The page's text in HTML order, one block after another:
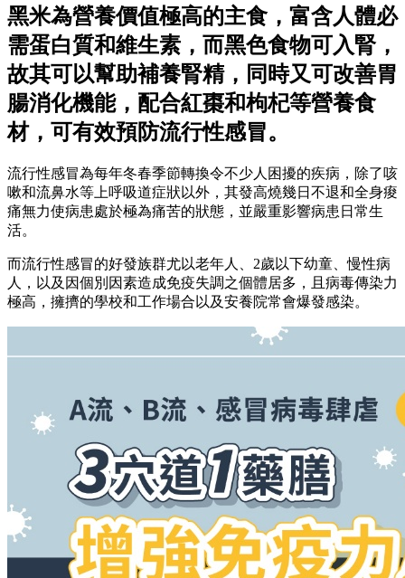
黑米為營養價值極高的主食，富含人體必
需蛋白質和維生素，而黑色食物可入腎，
故其可以幫助補養腎精，同時又可改善胃
腸消化機能，配合紅棗和枸杞等營養食
材，可有效預防流行性感冒。
流行性感冒為每年冬春季節轉換令不少人困擾的疾病，除了咳
嗽和流鼻水等上呼吸道症狀以外，其發高燒幾日不退和全身痠
痛無力使病患處於極為痛苦的狀態，並嚴重影響病患日常生
活。
而流行性感冒的好發族群尤以老年人、2歲以下幼童、慢性病
人，以及因個別因素造成免疫失調之個體居多，且病毒傳染力
極高，擁擠的學校和工作場合以及安養院常會爆發感染。